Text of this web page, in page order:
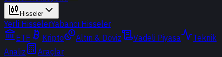
Hisseler
Yerli HisselerYabancı Hisseler
ETF
Kripto Altın & Döviz Vadeli Piyasa
Teknik
Analiz
Araçlar